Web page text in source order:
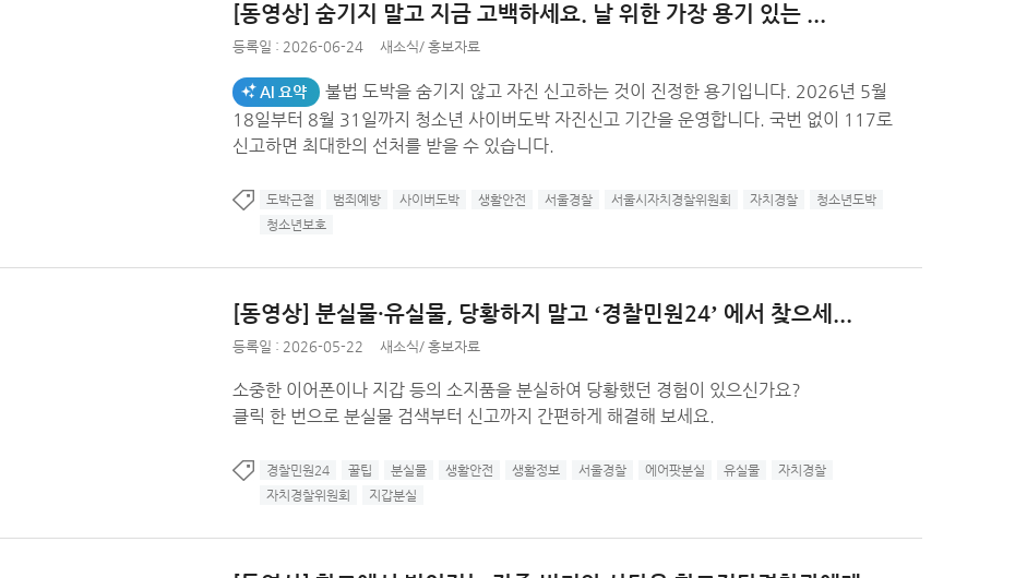
[동영상] 숨기지 말고 지금 고백하세요. 날 위한 가장 용기 있는 ...
등록일 : 2026-06-24 새소식/ 홍보자료
AI 요약
불법 도박을 숨기지 않고 자진 신고하는 것이 진정한 용기입니다. 2026년 5월
18일부터 8월 31일까지 청소년 사이버도박 자진신고 기간을 운영합니다. 국번 없이 117로
신고하면 최대한의 선처를 받을 수 있습니다.
도박근절 범죄예방 사이버도박 생활안전 서울경찰 서울시자치경찰위원회 자치경찰
청소년도박
청소년보호
[동영상] 분실물·유실물, 당황하지 말고 ‘경찰민원24’ 에서 찾으세...
등록일 : 2026-05-22 새소식/ 홍보자료
소중한 이어폰이나 지갑 등의 소지품을 분실하여 당황했던 경험이 있으신가요?
클릭 한 번으로 분실물 검색부터 신고까지 간편하게 해결해 보세요.
경찰민원24 꿀팁 분실물 생활안전 생활정보 서울경찰 에어팟분실 유실물
자치경찰
자치경찰위원회
지갑분실